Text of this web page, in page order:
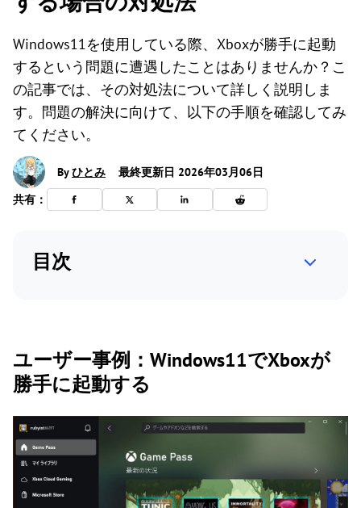
Windows11を使用している際、Xboxが勝手に起動
するという問題に遭遇したことはありませんか？こ
の記事では、その対処法について詳しく説明しま
す。問題の解決に向けて、以下の手順を確認してみ
てください。
Byひとみ
最終更新日 2026年03月06日
共有：
目次
ユーザー事例：Windows11でXboxが
勝手に起動する